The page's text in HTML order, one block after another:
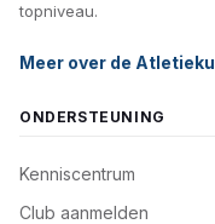
topniveau.
Meer over de
ONDERSTEUNING
Kenniscentrum
Club aanmelden